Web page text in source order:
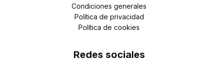
Condiciones generales
Política de privacidad
Política de cookies
Redes sociales